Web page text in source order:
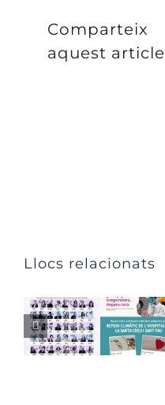
Comparteix
aquest article
Llocs relacionats
Arrenca
Edició
d’Escriptores
i
Colaboración
Refugio
Climático
de